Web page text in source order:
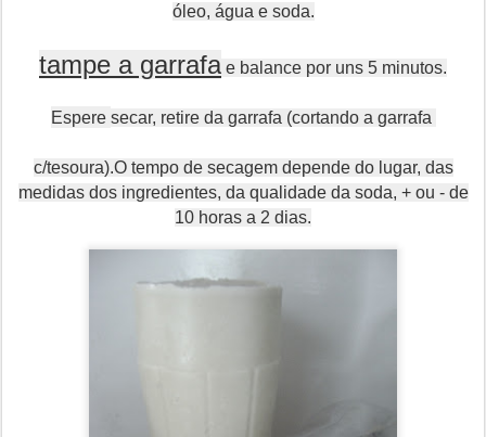
óleo, água e soda.
tampe a garrafa e balance por uns 5 minutos.
Espere secar, retire da garrafa (cortando a garrafa
c/tesoura).O tempo de secagem depende do lugar, das
medidas dos ingredientes, da qualidade da soda, + ou - de
10 horas a 2 dias.